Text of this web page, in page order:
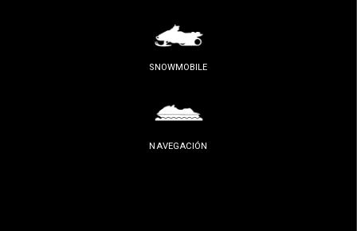
SNOWMOBILE
NAVEGACIÓN